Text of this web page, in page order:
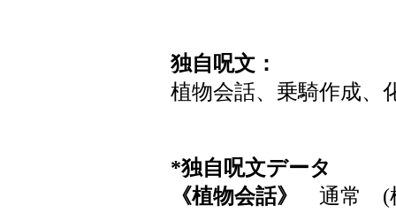
独自呪文：
植物会話、乗騎作成、
*独自呪文データ
《植物会話》
通常 (